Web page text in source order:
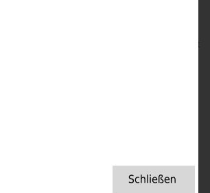
der Dampfmaschinen der Produktion
Arbeiter war sie zusätzlich belastend.
trockener Luft leicht entzündlich. Um die Luft
man den Boden zusätzlich mit
brachte eine unglaubliche
die nicht zuletzt in den Lungen der Arbeiter
größte gesundheitliche Probleme wie
Beleuchtungsquellen vor den Gaslampen
waren und der Baumwollstaub höchst
etliche Spinnereien ab. So auch die Armley